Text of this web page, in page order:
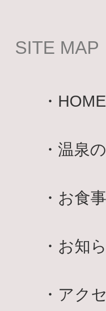
SITE MAP
・ HOME
・ 温泉
・ お食
・ お知
・ アク